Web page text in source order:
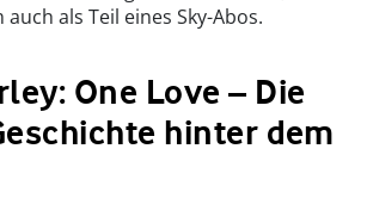
als Teil eines Sky-Abos.
One Love – Die
hinter dem